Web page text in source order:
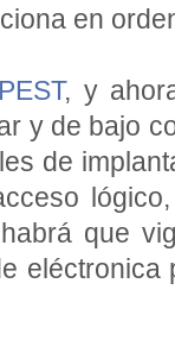
en
, y
y de bajo
de
que